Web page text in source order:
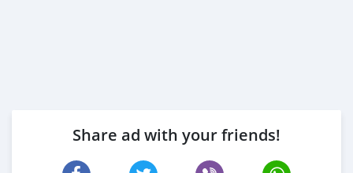
Share ad with your friends!